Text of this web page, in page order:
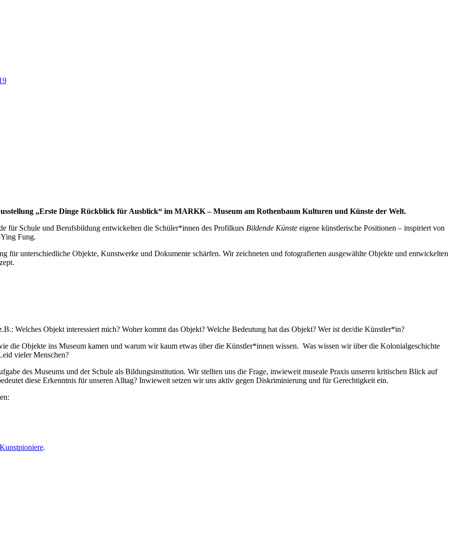
„Erste Dinge Rückblick für Ausblick“ im MARKK – Museum am Rothenbaum Kulturen und Künste der Welt.
für Schule und Berufsbildung entwickelten die Schüler*innen des Profilkurs Bildende Künste eigene künstlerische Positionen – inspiriert von
Fung.
für unterschiedliche Objekte, Kunstwerke und Dokumente schärfen. Wir zeichneten und fotografierten ausgewählte Objekte und entwickelten
Welches Objekt interessiert mich? Woher kommt das Objekt? Welche Bedeutung hat das Objekt? Wer ist der/die Künstler*in?
die Objekte ins Museum kamen und warum wir kaum etwas über die Künstler*innen wissen. Was wissen wir über die Kolonialgeschichte
vieler Menschen?
des Museums und der Schule als Bildungsinstitution. Wir stellten uns die Frage, inwieweit museale Praxis unseren kritischen Blick auf
diese Erkenntnis für unseren Alltag? Inwieweit setzen wir uns aktiv gegen Diskriminierung und für Gerechtigkeit ein.
.